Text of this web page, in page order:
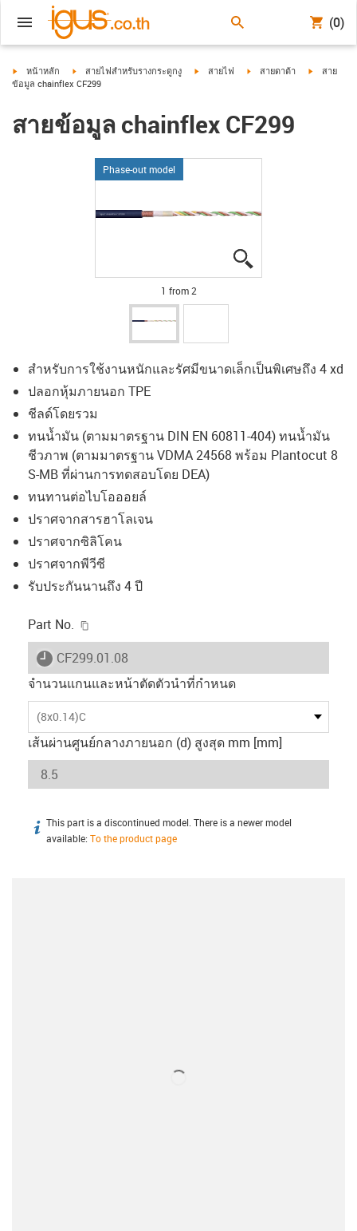
(0)
igus-icon-arrow-right
หน้าหลัก igus-icon-arrow-right
สายไฟสำหรับรางกระดูกงู igus-icon-arrow-right
สายไฟ igus-icon-arrow-right
สายดาต้า igus-icon-
สาย
ข้อมูล chainflex CF299
สายข้อมูล chainflex CF299
Phase-out model
1 from 2
สำหรับการใช้งานหนักและรัศมีขนาดเล็กเป็นพิเศษถึง 4 xd
ปลอกหุ้มภายนอก TPE
ชีลด์โดยรวม
ทนน้ำมัน (ตามมาตรฐาน DIN EN 60811-404) ทนน้ำมัน
ชีวภาพ (ตามมาตรฐาน VDMA 24568 พร้อม Plantocut 8
S-MB ที่ผ่านการทดสอบโดย DEA)
ทนทานต่อไบโอออยล์
ปราศจากสารฮาโลเจน
ปราศจากซิลิโคน
ปราศจากพีวีซี
รับประกันนานถึง 4 ปี
Part No.
igus-icon-lieferzeit
CF299.01.08
จำนวนแกนและหน้าตัดตัวนำที่กำหนด
(8x0.14)C
เส้นผ่านศูนย์กลางภายนอก (d) สูงสุด mm [mm]
igus-icon-info
This part is a discontinued model. There is a newer model
available: To the product page